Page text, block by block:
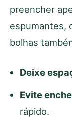
preencher
espumantes,
bolhas
Deixe
Evite
rápido.